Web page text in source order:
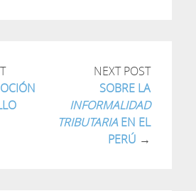
NEXT POST
SOBRE LA
INFORMALIDAD
TRIBUTARIAEN EL
PERÚ →